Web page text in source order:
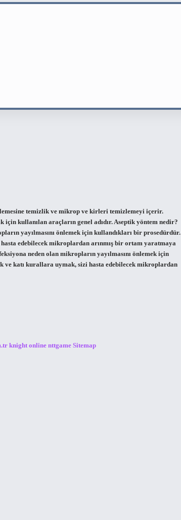
temizlik ve mikrop ve kirleri temizlemeyi içerir.
kullanılan araçların genel adıdır. Aseptik yöntem nedir?
yayılmasını önlemek için kullandıkları bir prosedürdür.
edebilecek mikroplardan arınmış bir ortam yaratmaya
neden olan mikropların yayılmasını önlemek için
katı kurallara uymak, sizi hasta edebilecek mikroplardan
knight online nttgame Sitemap